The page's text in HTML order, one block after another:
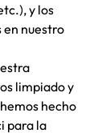
y los
en nuestro
limpiado y
hecho
para la